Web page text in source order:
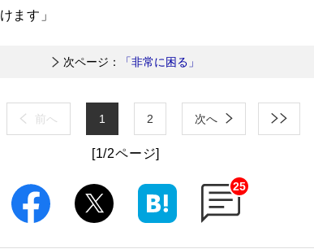
ます」
次ページ： 「非常に困る」
前へ 1 2 次へ
[1/2ページ]
25